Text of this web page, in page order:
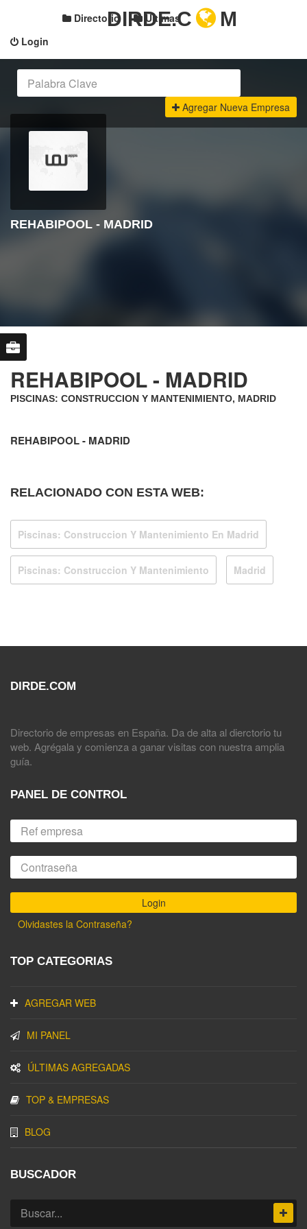
Login
Directorio Últimas
DIRDE.C M
Agregar Nueva Empresa
REHABIPOOL - MADRID
REHABIPOOL - MADRID
PISCINAS: CONSTRUCCION Y MANTENIMIENTO, MADRID
REHABIPOOL - MADRID
RELACIONADO CON ESTA WEB:
Piscinas: Construccion Y Mantenimiento En Madrid
Piscinas: Construccion Y Mantenimiento Madrid
DIRDE.COM
Directorio de empresas en España. Da de alta al dierctorio tu
web. Agrégala y comienza a ganar visitas con nuestra amplia
guía.
PANEL DE CONTROL
Olvidastes la Contraseña?
TOP CATEGORIAS
AGREGAR WEB
MI PANEL
ÚLTIMAS AGREGADAS
TOP & EMPRESAS
BLOG
BUSCADOR